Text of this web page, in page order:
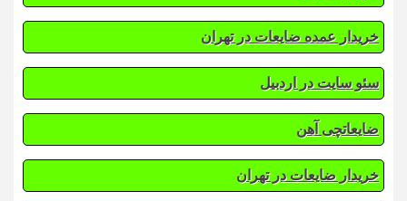
خریدار عمده ضایعات در تهران
سئو سایت در اردبیل
ضایعاتچی آهن
خریدار ضایعات در تهران